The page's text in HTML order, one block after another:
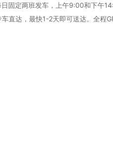
固定两班发车，上午9:00和下午
直达，最快1-2天即可送达。全程